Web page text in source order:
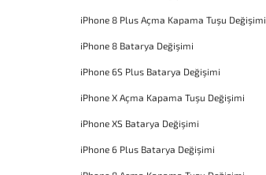
iPhone 8 Plus Açma Kapama Tuşu Değişimi
iPhone 8 Batarya Değişimi
iPhone 6S Plus Batarya Değişimi
iPhone X Açma Kapama Tuşu Değişimi
iPhone XS Batarya Değişimi
iPhone 6 Plus Batarya Değişimi